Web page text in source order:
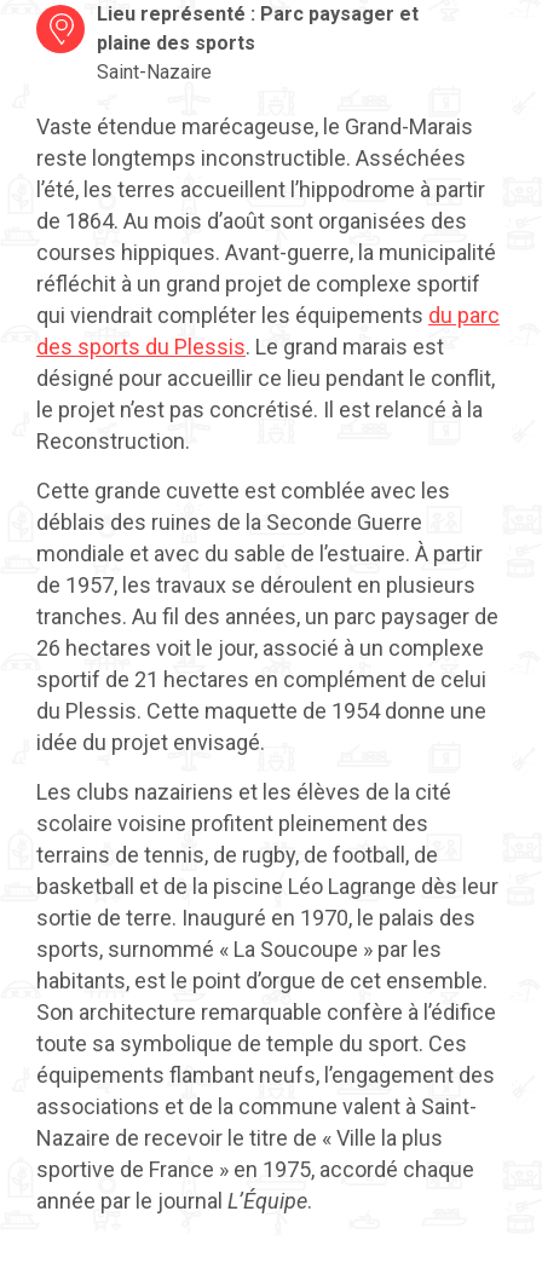
Lieu représenté : Parc paysager et
plaine des sports
Saint-Nazaire
Vaste étendue marécageuse, le Grand-Marais
reste longtemps inconstructible. Asséchées
l’été, les terres accueillent l’hippodrome à partir
de 1864. Au mois d’août sont organisées des
courses hippiques. Avant-guerre, la municipalité
réfléchit à un grand projet de complexe sportif
qui viendrait compléter les équipements du parc
des sports du Plessis. Le grand marais est
désigné pour accueillir ce lieu pendant le conflit,
le projet n’est pas concrétisé. Il est relancé à la
Reconstruction.
Cette grande cuvette est comblée avec les
déblais des ruines de la Seconde Guerre
mondiale et avec du sable de l’estuaire. À partir
de 1957, les travaux se déroulent en plusieurs
tranches. Au fil des années, un parc paysager de
26 hectares voit le jour, associé à un complexe
sportif de 21 hectares en complément de celui
du Plessis. Cette maquette de 1954 donne une
idée du projet envisagé.
Les clubs nazairiens et les élèves de la cité
scolaire voisine profitent pleinement des
terrains de tennis, de rugby, de football, de
basketball et de la piscine Léo Lagrange dès leur
sortie de terre. Inauguré en 1970, le palais des
sports, surnommé « La Soucoupe » par les
habitants, est le point d’orgue de cet ensemble.
Son architecture remarquable confère à l’édifice
toute sa symbolique de temple du sport. Ces
équipements flambant neufs, l’engagement des
associations et de la commune valent à Saint-
Nazaire de recevoir le titre de « Ville la plus
sportive de France » en 1975, accordé chaque
année par le journal L’Équipe.